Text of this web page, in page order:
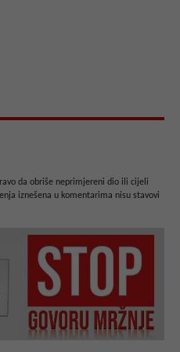
da obriše neprimjereni dio ili cijeli
iznešena u komentarima nisu stavovi